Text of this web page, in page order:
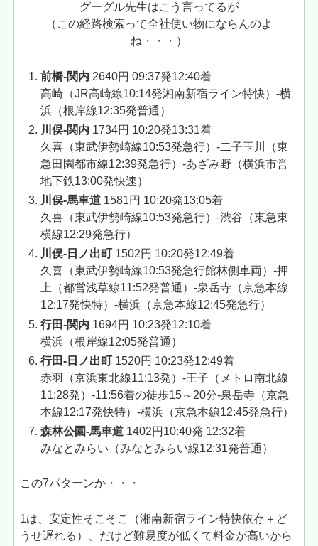
グーグル先生はこう言ってるが
（この経路検索って全社使い物にならんのよ
ね・・・）
前橋-関内 2640円 09:37発12:40着
高崎（JR高崎線10:14発湘南新宿ライン特快）-横
浜（根岸線12:35発普通）
川俣-関内 1734円 10:20発13:31着
久喜（東武伊勢崎線10:53発急行）-二子玉川（東
急田園都市線12:39発急行）-あざみ野（横浜市営
地下鉄13:00発快速）
川俣-馬車道 1581円 10:20発13:05着
久喜（東武伊勢崎線10:53発急行）-渋谷（東急東
横線12:29発急行）
川俣-日ノ出町 1502円 10:20発12:49着
久喜（東武伊勢崎線10:53発急行館林側車両）-押
上（都営浅草線11:52発普通）-泉岳寺（京急本線
12:17発快特）-横浜（京急本線12:45発急行）
行田-関内 1694円 10:23発12:10着
横浜（根岸線12:05発普通）
行田-日ノ出町 1520円 10:23発12:49着
赤羽（京浜東北線11:13発）-王子（メトロ南北線
11:28発）-11:56着の徒歩15～20分-泉岳寺（京急
本線12:17発快特）-横浜（京急本線12:45発急行）
森林公園-馬車道 1402円10:40発 12:32着
みなとみらい（みなとみらい線12:31発普通）
この7パターンか・・・
1は、安定性そこそこ（湘南新宿ライン特快依存＋ど
うせ遅れる）、だけど難易度が低くて料金が高いから